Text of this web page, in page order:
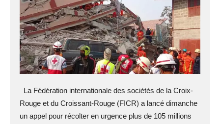
La Fédération internationale des sociétés de la Croix-
Rouge et du Croissant-Rouge (FICR) a lancé dimanche
un appel pour récolter en urgence plus de 105 millions